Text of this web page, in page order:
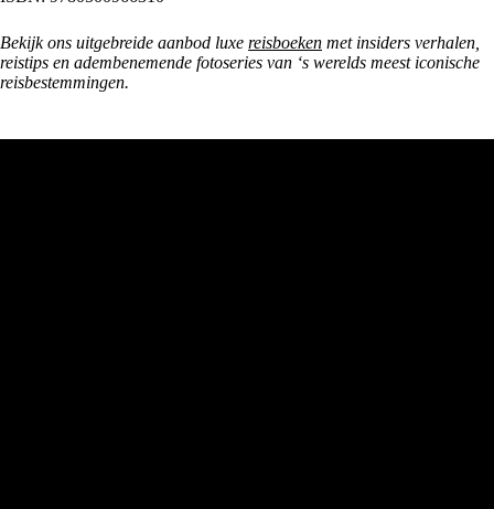
Bekijk ons uitgebreide aanbod luxe reisboeken met insiders verhalen,
reistips en adembenemende fotoseries van ‘s werelds meest iconische
reisbestemmingen.